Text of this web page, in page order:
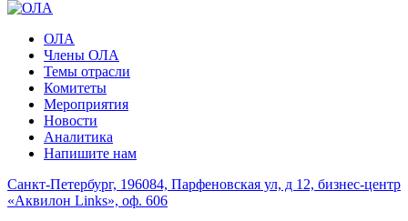
ОЛА
Члены ОЛА
Темы отрасли
Комитеты
Мероприятия
Новости
Аналитика
Напишите нам
Санкт-Петербург, 196084, Парфеновская ул, д 12, бизнес-центр
«Аквилон Links», оф. 606